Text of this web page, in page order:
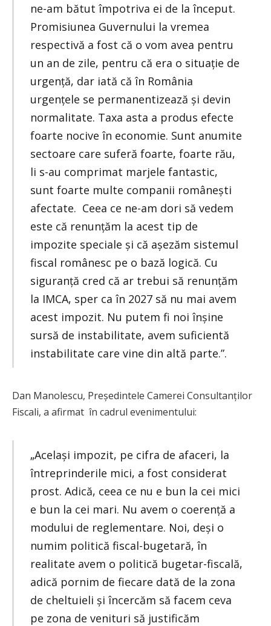
ne-am bătut împotriva ei de la început.
Promisiunea Guvernului la vremea
respectivă a fost că o vom avea pentru
un an de zile, pentru că era o situație de
urgență, dar iată că în România
urgențele se permanentizează și devin
normalitate. Taxa asta a produs efecte
foarte nocive în economie. Sunt anumite
sectoare care suferă foarte, foarte rău,
li s-au comprimat marjele fantastic,
sunt foarte multe companii românești
afectate. Ceea ce ne-am dori să vedem
este că renunțăm la acest tip de
impozite speciale și că așezăm sistemul
fiscal românesc pe o bază logică. Cu
siguranță cred că ar trebui să renunțăm
la IMCA, sper ca în 2027 să nu mai avem
acest impozit. Nu putem fi noi înșine
sursă de instabilitate, avem suficientă
instabilitate care vine din altă parte.”.
Dan Manolescu, Președintele Camerei Consultanților
Fiscali, a afirmat în cadrul evenimentului:
„Același impozit, pe cifra de afaceri, la
întreprinderile mici, a fost considerat
prost. Adică, ceea ce nu e bun la cei mici
e bun la cei mari. Nu avem o coerență a
modului de reglementare. Noi, deși o
numim politică fiscal-bugetară, în
realitate avem o politică bugetar-fiscală,
adică pornim de fiecare dată de la zona
de cheltuieli și încercăm să facem ceva
pe zona de venituri să justificăm